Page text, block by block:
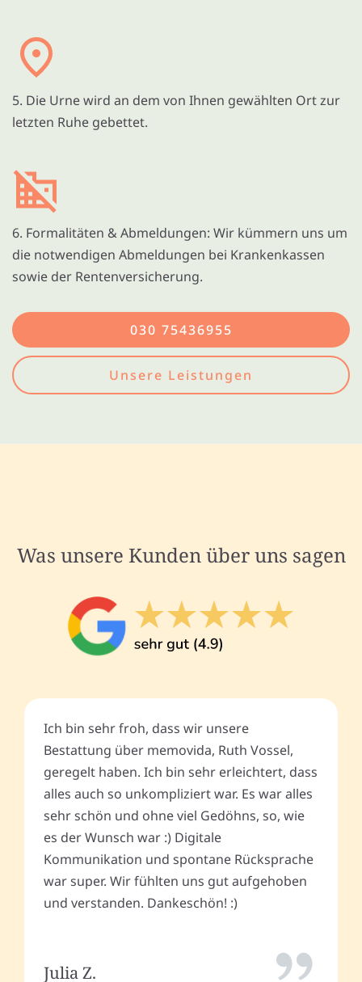
5. Die Urne wird an dem von Ihnen gewählten Ort zur
letzten Ruhe gebettet.
6. Formalitäten & Abmeldungen: Wir kümmern uns um
die notwendigen Abmeldungen bei Krankenkassen
sowie der Rentenversicherung.
030 75436955
Unsere Leistungen
Was unsere Kunden über uns sagen
Ich bin sehr froh, dass wir unsere
Bestattung über memovida, Ruth Vossel,
geregelt haben. Ich bin sehr erleichtert, dass
alles auch so unkompliziert war. Es war alles
sehr schön und ohne viel Gedöhns, so, wie
es der Wunsch war :) Digitale
Kommunikation und spontane Rücksprache
war super. Wir fühlten uns gut aufgehoben
und verstanden. Dankeschön! :)
Julia Z.